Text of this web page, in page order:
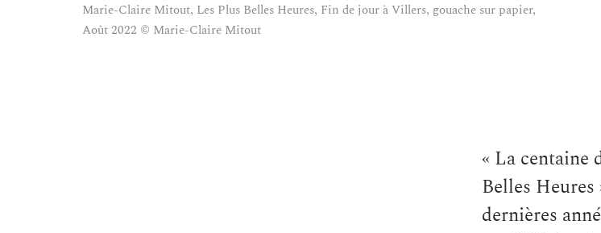
Marie-Claire Mitout, Les Plus Belles Heures, Fin de jour à Villers, gouache sur papier,
Août 2022 © Marie-Claire Mitout
« La centaine
Belles
dernières